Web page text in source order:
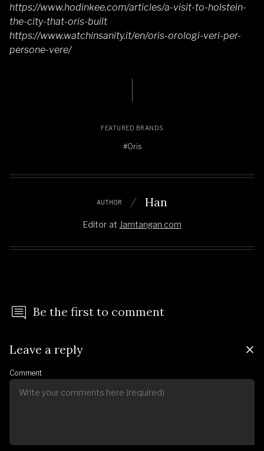
https://www.hodinkee.com/articles/a-visit-to-holstein-
the-city-that-oris-built
https://www.watchinsanity.it/en/oris-orologi-veri-per-
persone-vere/
FEATURED BRANDS
#Oris
AUTHOR Han
Editor at Jamtangan.com
Be the first to comment
Leave a reply
Comment